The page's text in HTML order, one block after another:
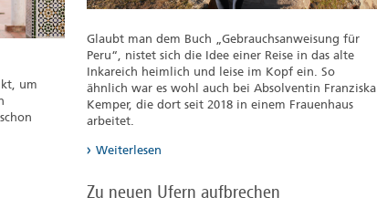
um
Glaubt man dem Buch „Gebrauchsanweisung für
Peru“, nistet sich die Idee einer Reise in das alte
Inkareich heimlich und leise im Kopf ein. So
ähnlich war es wohl auch bei Absolventin Franziska
Kemper, die dort seit 2018 in einem Frauenhaus
arbeitet.
Weiterlesen
Zu neuen Ufern aufbrechen